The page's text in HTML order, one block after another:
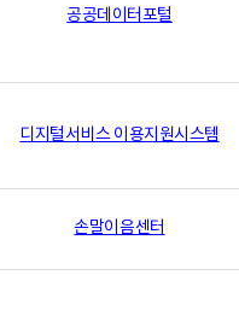
공공데이터포털
디지털서비스 이용지원시스템
손말이음센터